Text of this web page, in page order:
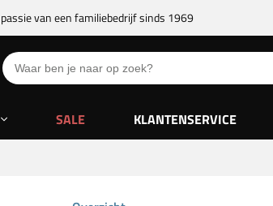
passie van een familiebedrijf sinds 1969
SALE KLANTENSERVICE